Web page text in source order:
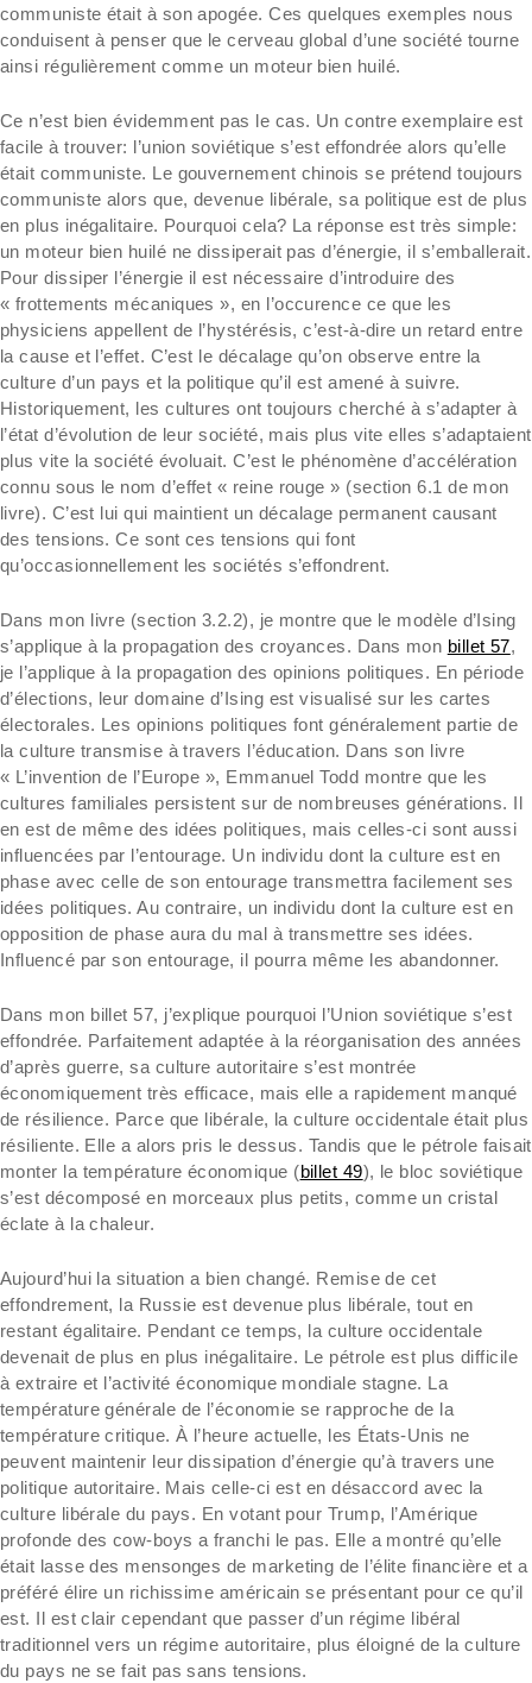
communiste était à son apogée. Ces quelques exemples nous
conduisent à penser que le cerveau global d’une société tourne
ainsi régulièrement comme un moteur bien huilé.
Ce n’est bien évidemment pas le cas. Un contre exemplaire est
facile à trouver: l’union soviétique s’est effondrée alors qu’elle
était communiste. Le gouvernement chinois se prétend toujours
communiste alors que, devenue libérale, sa politique est de plus
en plus inégalitaire. Pourquoi cela? La réponse est très simple:
un moteur bien huilé ne dissiperait pas d’énergie, il s’emballerait.
Pour dissiper l’énergie il est nécessaire d’introduire des
« frottements mécaniques », en l’occurence ce que les
physiciens appellent de l’hystérésis, c’est-à-dire un retard entre
la cause et l’effet. C’est le décalage qu’on observe entre la
culture d’un pays et la politique qu’il est amené à suivre.
Historiquement, les cultures ont toujours cherché à s’adapter à
l’état d’évolution de leur société, mais plus vite elles s’adaptaient
plus vite la société évoluait. C’est le phénomène d’accélération
connu sous le nom d’effet « reine rouge » (section 6.1 de mon
livre). C’est lui qui maintient un décalage permanent causant
des tensions. Ce sont ces tensions qui font
qu’occasionnellement les sociétés s’effondrent.
Dans mon livre (section 3.2.2), je montre que le modèle d’Ising
s’applique à la propagation des croyances. Dans mon billet 57,
je l’applique à la propagation des opinions politiques. En période
d’élections, leur domaine d’Ising est visualisé sur les cartes
électorales. Les opinions politiques font généralement partie de
la culture transmise à travers l’éducation. Dans son livre
« L’invention de l’Europe », Emmanuel Todd montre que les
cultures familiales persistent sur de nombreuses générations. Il
en est de même des idées politiques, mais celles-ci sont aussi
influencées par l’entourage. Un individu dont la culture est en
phase avec celle de son entourage transmettra facilement ses
idées politiques. Au contraire, un individu dont la culture est en
opposition de phase aura du mal à transmettre ses idées.
Influencé par son entourage, il pourra même les abandonner.
Dans mon billet 57, j’explique pourquoi l’Union soviétique s’est
effondrée. Parfaitement adaptée à la réorganisation des années
d’après guerre, sa culture autoritaire s’est montrée
économiquement très efficace, mais elle a rapidement manqué
de résilience. Parce que libérale, la culture occidentale était plus
résiliente. Elle a alors pris le dessus. Tandis que le pétrole faisait
monter la température économique (billet 49), le bloc soviétique
s’est décomposé en morceaux plus petits, comme un cristal
éclate à la chaleur.
Aujourd’hui la situation a bien changé. Remise de cet
effondrement, la Russie est devenue plus libérale, tout en
restant égalitaire. Pendant ce temps, la culture occidentale
devenait de plus en plus inégalitaire. Le pétrole est plus difficile
à extraire et l’activité économique mondiale stagne. La
température générale de l’économie se rapproche de la
température critique. À l’heure actuelle, les États-Unis ne
peuvent maintenir leur dissipation d’énergie qu’à travers une
politique autoritaire. Mais celle-ci est en désaccord avec la
culture libérale du pays. En votant pour Trump, l’Amérique
profonde des cow-boys a franchi le pas. Elle a montré qu’elle
était lasse des mensonges de marketing de l’élite financière et a
préféré élire un richissime américain se présentant pour ce qu’il
est. Il est clair cependant que passer d’un régime libéral
traditionnel vers un régime autoritaire, plus éloigné de la culture
du pays ne se fait pas sans tensions.